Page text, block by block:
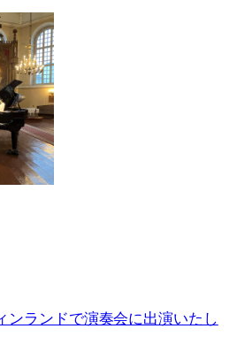
ンランドで演奏会に出演いたし